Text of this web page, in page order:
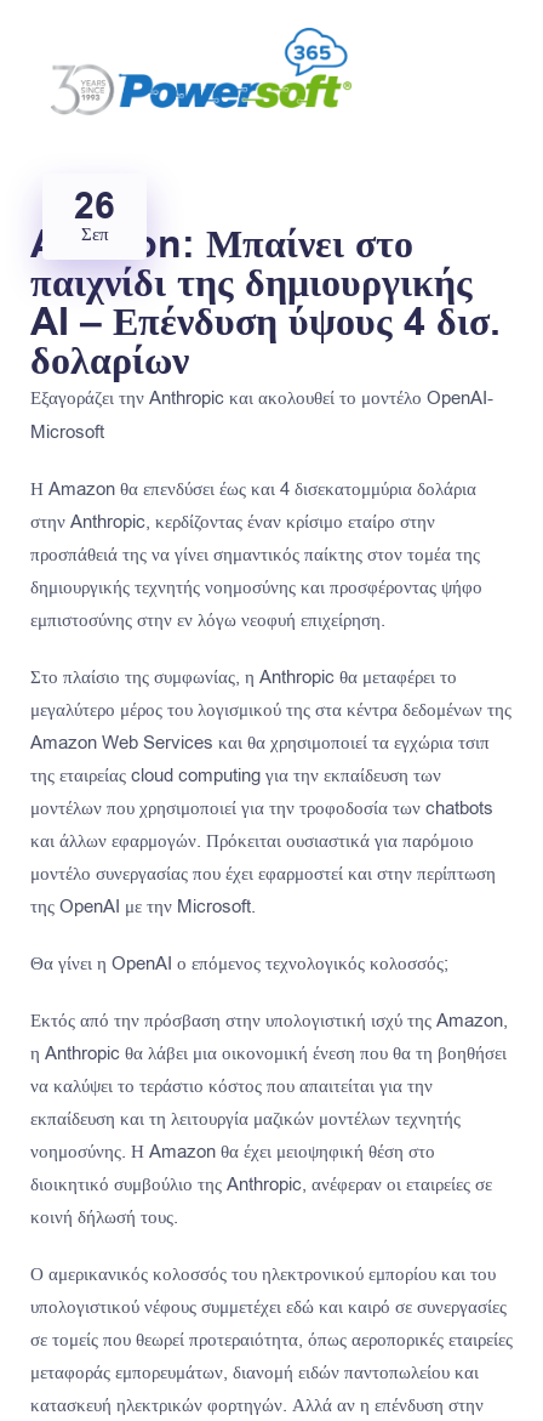
26
Σεπ
Amazon: Μπαίνει στο
παιχνίδι της δημιουργικής
AI – Επένδυση ύψους 4 δισ.
δολαρίων
Εξαγοράζει την Anthropic και ακολουθεί το μοντέλο OpenAI-
Microsoft
Η Amazon θα επενδύσει έως και 4 δισεκατομμύρια δολάρια
στην Anthropic, κερδίζοντας έναν κρίσιμο εταίρο στην
προσπάθειά της να γίνει σημαντικός παίκτης στον τομέα της
δημιουργικής τεχνητής νοημοσύνης και προσφέροντας ψήφο
εμπιστοσύνης στην εν λόγω νεοφυή επιχείρηση.
Στο πλαίσιο της συμφωνίας, η Anthropic θα μεταφέρει το
μεγαλύτερο μέρος του λογισμικού της στα κέντρα δεδομένων της
Amazon Web Services και θα χρησιμοποιεί τα εγχώρια τσιπ
της εταιρείας cloud computing για την εκπαίδευση των
μοντέλων που χρησιμοποιεί για την τροφοδοσία των chatbots
και άλλων εφαρμογών. Πρόκειται ουσιαστικά για παρόμοιο
μοντέλο συνεργασίας που έχει εφαρμοστεί και στην περίπτωση
της OpenAI με την Microsoft.
Θα γίνει η OpenAI ο επόμενος τεχνολογικός κολοσσός;
Εκτός από την πρόσβαση στην υπολογιστική ισχύ της Amazon,
η Anthropic θα λάβει μια οικονομική ένεση που θα τη βοηθήσει
να καλύψει το τεράστιο κόστος που απαιτείται για την
εκπαίδευση και τη λειτουργία μαζικών μοντέλων τεχνητής
νοημοσύνης. Η Amazon θα έχει μειοψηφική θέση στο
διοικητικό συμβούλιο της Anthropic, ανέφεραν οι εταιρείες σε
κοινή δήλωσή τους.
Ο αμερικανικός κολοσσός του ηλεκτρονικού εμπορίου και του
υπολογιστικού νέφους συμμετέχει εδώ και καιρό σε συνεργασίες
σε τομείς που θεωρεί προτεραιότητα, όπως αεροπορικές εταιρείες
μεταφοράς εμπορευμάτων, διανομή ειδών παντοπωλείου και
κατασκευή ηλεκτρικών φορτηγών. Αλλά αν η επένδυση στην